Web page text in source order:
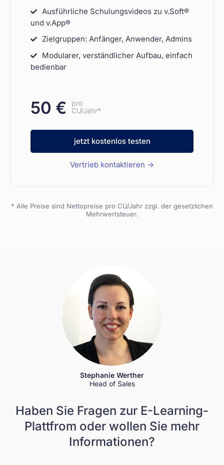
Ausführliche Schulungsvideos zu v.Soft®
und v.App®
Zielgruppen: Anfänger, Anwender, Admins
Modularer, verständlicher Aufbau, einfach
bedienbar
50 €
pro
CU/Jahr*
jetzt kostenlos testen
Vertrieb kontaktieren ->
* Alle Preise sind Nettopreise pro CU/Jahr zzgl. der gesetzlichen
Mehrwertsteuer.
Stephanie Werther
Head of Sales
Haben Sie Fragen zur E-Learning-
Plattfrom oder wollen Sie mehr
Informationen?